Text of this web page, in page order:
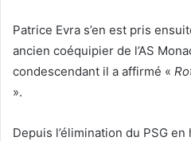
Patrice Evra s’en est pris
ancien coéquipier de l’AS
condescendant il a affirmé «
».
Depuis l’élimination du PSG